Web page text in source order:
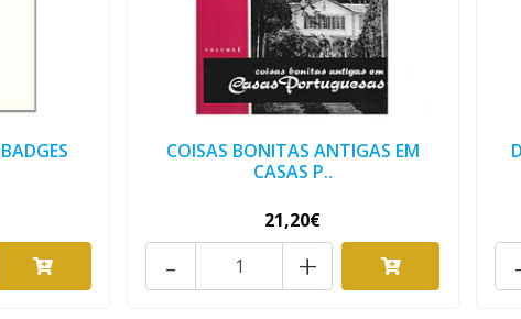
COISAS BONITAS ANTIGAS EM
CASAS P..
21,20€
+
-